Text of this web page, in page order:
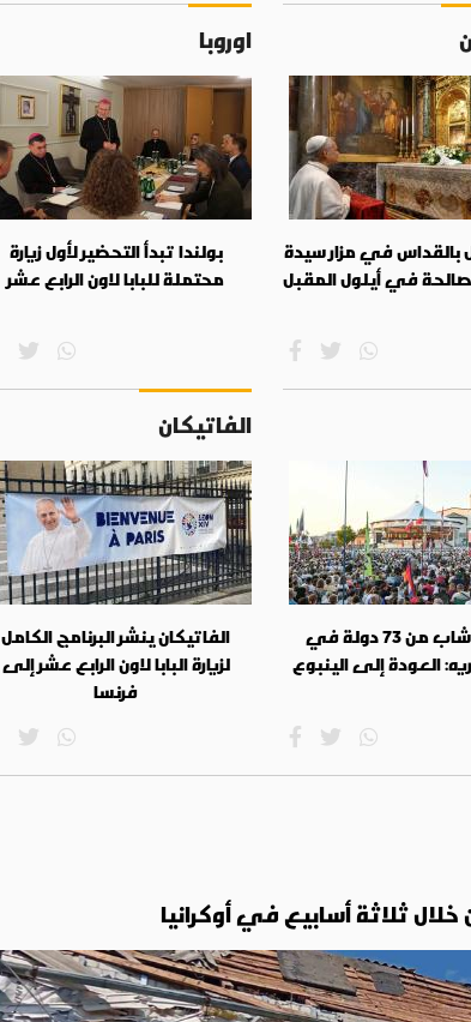
بالقداس في مزار سيدة
في أيلول المقبل
اوروبا
بولندا تبدأ التحضير لأول زيارة
محتملة للبابا لاون الرابع عشر
50 ألف شاب من 73 دولة في
العودة إلى الينبوع
الفاتيكان
الفاتيكان ينشر البرنامج الكامل
لزيارة البابا لاون الرابع عشر إلى
فرنسا
ثلاثة أسابيع في أوكرانيا